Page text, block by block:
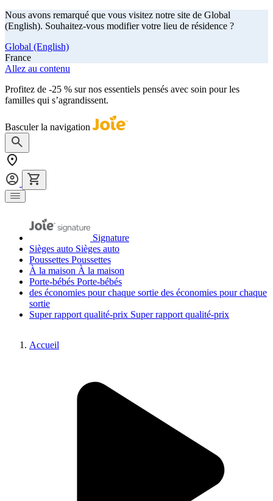
Nous avons remarqué que vous visitez notre site de Global
(English). Souhaitez-vous modifier votre lieu de résidence ?
Global (English)
France
Allez au contenu
Profitez de -25 % sur nos essentiels pensés avec soin pour les
familles qui s’agrandissent.
Basculer la navigation
Signature
Sièges auto Sièges auto
Poussettes Poussettes
À la maison À la maison
Porte-bébés Porte-bébés
des économies pour chaque sortie des économies pour chaque
sortie
Super rapport qualité-prix Super rapport qualité-prix
Accueil